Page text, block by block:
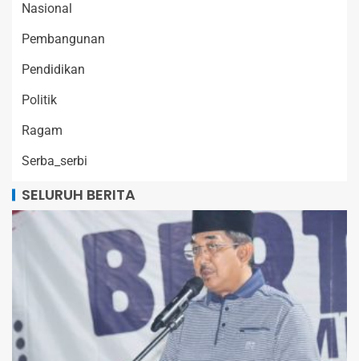
Nasional
Pembangunan
Pendidikan
Politik
Ragam
Serba_serbi
SELURUH BERITA